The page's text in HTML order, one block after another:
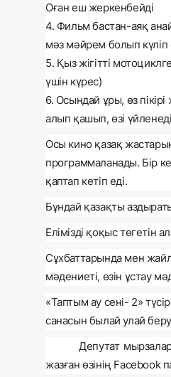
Оған еш жеркенбейді
4. Фильм бастан-аяқ
мәз мәйрем болып
5. Қыз жігітті
үшін күрес)
6. Осындай ұры, өз
алып қашып, өзі үйленеді
Осы кино қазақ
программаланады. Бір
қаптап кетіп еді.
Бұндай қазақты
Елімізді қоқыс төгетін
Cұхбаттарында мен
мәдениеті, өзін ұстау
«Таптым ау сені- 2»
санасын былай улай
Депутат
жазған өзінің Facebook